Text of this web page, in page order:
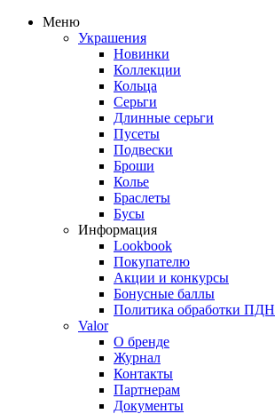
Меню
Украшения
Новинки
Коллекции
Кольца
Серьги
Длинные серьги
Пусеты
Подвески
Броши
Колье
Браслеты
Бусы
Информация
Lookbook
Покупателю
Акции и конкурсы
Бонусные баллы
Политика обработки ПДН
Valor
О бренде
Журнал
Контакты
Партнерам
Документы